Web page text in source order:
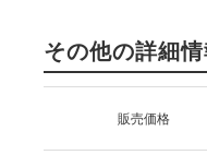
その他の詳細情
販売価格